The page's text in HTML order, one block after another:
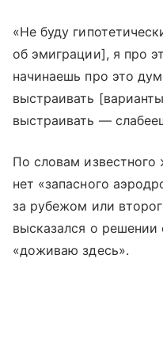
«Не буду
об эмиграции], я про
начинаешь про это
выстраивать
выстраивать —
По словам известного
нет «запасного
за рубежом или
высказался о решении
«доживаю здесь».